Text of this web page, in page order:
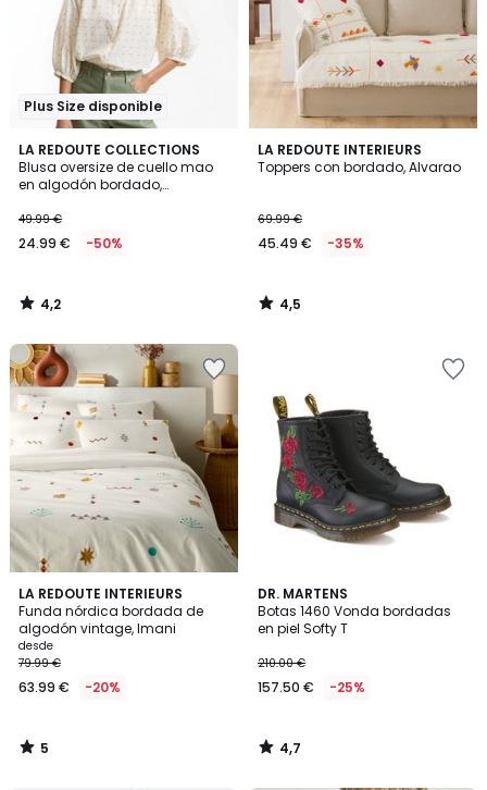
Plus Size disponible
LA REDOUTE COLLECTIONS
Blusa oversize de cuello mao
en algodón bordado,
49.99 €
24.99 € -50%
4,2
/ 5
4,2
/
LA REDOUTE INTERIEURS
Toppers con bordado, Alvarao
69.99 €
45.49 € -35%
4,5
/ 5
4,5
/
LA REDOUTE INTERIEURS
Funda nórdica bordada de
algodón vintage, Imani
desde
79.99 €
63.99 € -20%
5
/
5
5
/
DR. MARTENS
Botas 1460 Vonda bordadas
en piel Softy T
210.00 €
157.50 € -25%
4,7
/ 5
4,7
/